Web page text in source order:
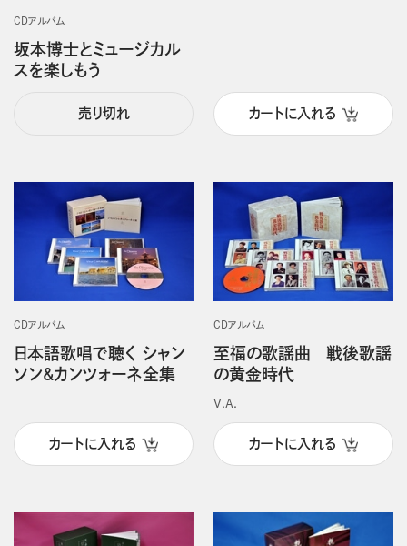
CDアルバム
坂本博士とミュージカル
スを楽しもう
売り切れ カートに入れる
CDアルバム
日本語歌唱で聴く シャン
ソン&カンツォーネ全集
カートに入れる
CDアルバム
至福の歌謡曲 戦後歌謡
の黄金時代
V.A.
カートに入れる